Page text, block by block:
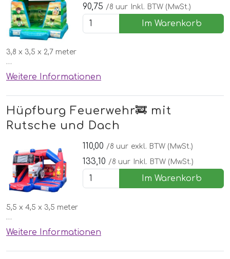
90,75 /8 uur Inkl. BTW (MwSt.)
Im Warenkorb
3,8 x 3,5 x 2,7 meter
☂️Mit Dach für Sonne und Regen!
✅Kostenlose lieferung, aufbau und abbau in Nordhorn
Weitere Informationen
Hüpfburg Feuerwehr🚒 mit
Rutsche und Dach
110,00 /8 uur exkl. BTW (MwSt.)
133,10 /8 uur Inkl. BTW (MwSt.)
Im Warenkorb
5,5 x 4,5 x 3,5 meter
☂️Mit Dach für Sonne und Regen!
✅Kostenlose lieferung, aufbau und abbau in Nordhorn
Weitere Informationen